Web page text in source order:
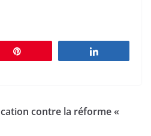
contre la réforme «